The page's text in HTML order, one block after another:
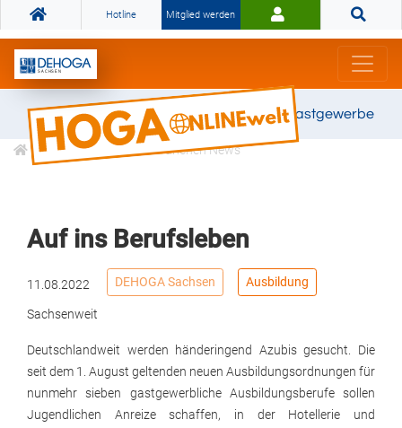
Hotline Mitglied werden
Gemeinsam stark für das Gastgewerbe
Informationen Branchen News
Auf ins Berufsleben
11.08.2022 DEHOGA Sachsen Ausbildung
Sachsenweit
Deutschlandweit werden händeringend Azubis gesucht. Die
seit dem 1. August geltenden neuen Ausbildungsordnungen für
nunmehr sieben gastgewerbliche Ausbildungsberufe sollen
Jugendlichen Anreize schaffen, in der Hotellerie und